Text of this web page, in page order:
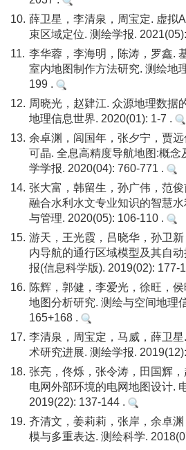
10. 薛卫星，李清泉，周宝定. 虚拟
束区域定位. 测绘学报.
11. 李华蓉，李海明，陈涛，罗鑫.
室内地图制作方法研究. 测绘地
199 .
12. 周晓光，赵肄江. 众源地理数据
地理信息世界. 2020(01): 1-7 .
13. 余卓渊，闾国年，张夕宁，贾
可晶. 全息高精度导航地图:概念
学学报. 2020(04): 760-771 .
14. 张大富，韩留生，孙广伟，范
融合水利水文专业知识的智慧
与管理. 2020(05): 106-110 .
15. 游天，王光霞，吕晓华，孙卫
内导航的通行区域模型及其自
报(信息科学版). 2019(02): 177-
16. 陈辉，郭健，李爱光，徐旺，
地图分析研究. 测绘与空间地理
165+168 .
17. 李清泉，周宝定，马威，薛卫
术研究进展. 测绘学报.
18. 张亮，佟烁，张令涛，田国辉
电网外部环境的电网地图设计.
2019(22): 137-144 .
19. 齐清文，姜莉莉，张岸，余卓
模与多重表达. 测绘科学.